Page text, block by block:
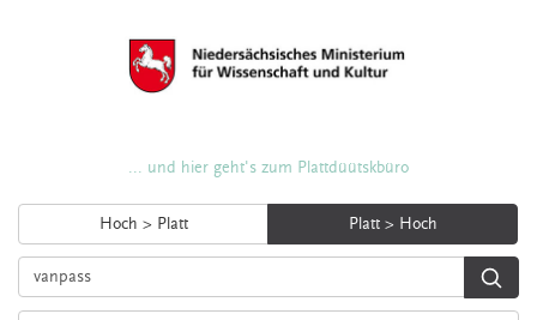
... und hier geht's zum Plattdüütskbüro
Hoch > Platt Platt > Hoch